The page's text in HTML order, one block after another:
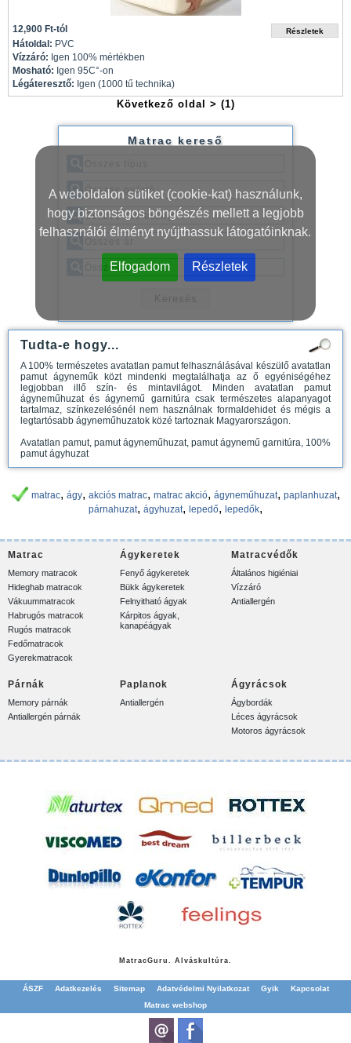
A weboldalon sütiket (cookie-kat) használunk,
hogy biztonságos böngészés mellett a legjobb
felhasználói élményt nyújthassuk látogatóinknak.
Elfogadom Részletek
12,900 Ft-tól
Hátoldal: PVC
Vízzáró: Igen 100% mértékben
Mosható: Igen 95C°-on
Légáteresztő: Igen (1000 tű technika)
Következő oldal > (1)
Matrac kereső
Tudta-e hogy...
A 100% természetes avatatlan pamut felhasználásával készülő avatatlan
pamut ágyneműk közt mindenki megtalálhatja az ő egyéniségéhez
legjobban illő szín- és mintavilágot. Minden avatatlan pamut
ágyneműhuzat és ágynemű garnitúra csak természetes alapanyagot
tartalmaz, színkezelésénél nem használnak formaldehidet és mégis a
legtartósabb ágyneműhuzatok közé tartoznak Magyarországon.
Avatatlan pamut, pamut ágyneműhuzat, pamut ágynemű garnitúra, 100%
pamut ágyhuzat
matrac, ágy, akciós matrac, matrac akció, ágyneműhuzat, paplanhuzat,
párnahuzat, ágyhuzat, lepedő, lepedők,
Matrac
Memory matracok
Hideghab matracok
Vákuummatracok
Habrugós matracok
Rugós matracok
Fedőmatracok
Gyerekmatracok
Ágykeretek
Fenyő ágykeretek
Bükk ágykeretek
Felnyitható ágyak
Kárpitos ágyak,
kanapéágyak
Matracvédők
Általános higiéniai
Vízzáró
Antiallergén
Párnák
Memory párnák
Antiallergén párnák
Paplanok
Antiallergén
Ágyrácsok
Ágybordák
Léces ágyrácsok
Motoros ágyrácsok
MatracGuru. Alváskultúra.
ÁSZF Adatkezelés Sitemap Adatvédelmi Nyilatkozat Gyik
Kapcsolat
Matrac webshop